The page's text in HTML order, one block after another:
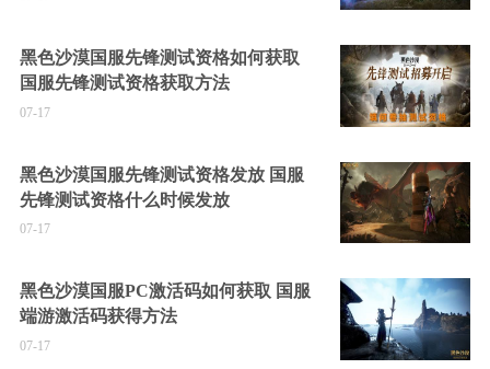
黑色沙漠国服先锋测试资格如何获取
国服先锋测试资格获取方法
07-17
黑色沙漠国服先锋测试资格发放 国服
先锋测试资格什么时候发放
07-17
黑色沙漠国服PC激活码如何获取 国服
端游激活码获得方法
07-17